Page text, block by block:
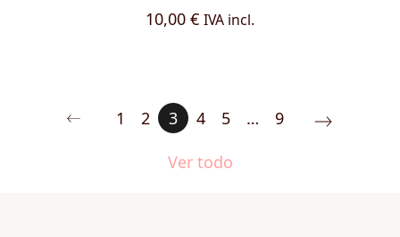
10,00 € IVA incl.
1 2 3 4 5 … 9
Ver todo